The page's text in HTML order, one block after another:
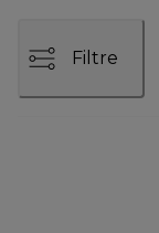
Filtre